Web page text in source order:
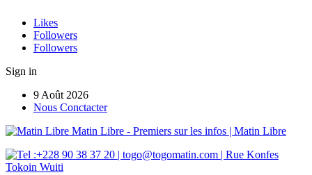
Likes
Followers
Followers
Sign in
9 Août 2026
Nous Conctacter
Matin Libre - Premiers sur les infos | Matin Libre